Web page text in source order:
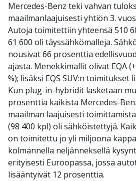
Mercedes-Benz teki vahvan
maailmanlaajuisesti yhtiön 3.
Autoja toimitettiin yhteensä 510
61 600 oli täyssähkömalleja.
nousivat 66 prosenttia
ajasta. Menekkimallit olivat EQA
%); lisäksi EQS SUV:n toimitukset
Kun plug-in-hybridit lasketaan
prosenttia kaikista Mercedes-
maailman laajuisesti
(98 400 kpl) oli sähköistettyjä.
on toimitettu jo yli miljoona
kolmannella neljänneksellä
erityisesti Euroopassa, jossa
lisääntyivät 12 prosenttia.